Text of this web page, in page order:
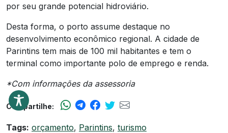
por seu grande potencial hidroviário.
Desta forma, o porto assume destaque no
desenvolvimento econômico regional. A cidade de
Parintins tem mais de 100 mil habitantes e tem o
terminal como importante polo de emprego e renda.
*Com informações da assessoria
Compartilhe:
Tags: orçamento, Parintins, turismo